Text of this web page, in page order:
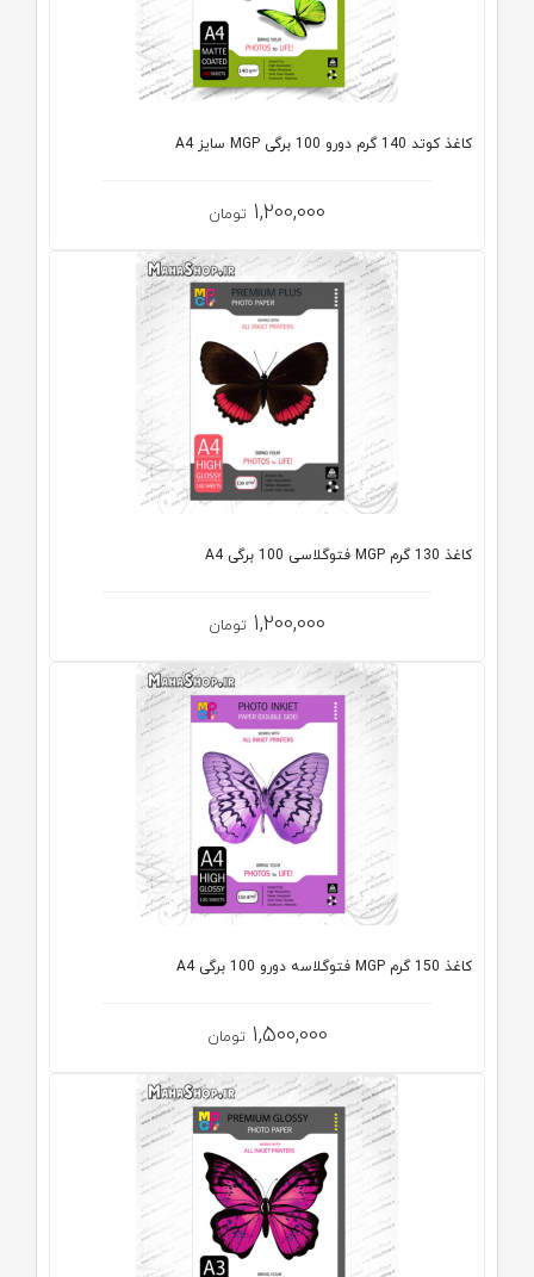
کاغذ کوتد 140 گرم دورو 100 برگی MGP سایز A4
1,200,000 تومان
کاغذ 130 گرم MGP فتوگلاسی 100 برگی A4
1,200,000 تومان
کاغذ 150 گرم MGP فتوگلاسه دورو 100 برگی A4
1,500,000 تومان